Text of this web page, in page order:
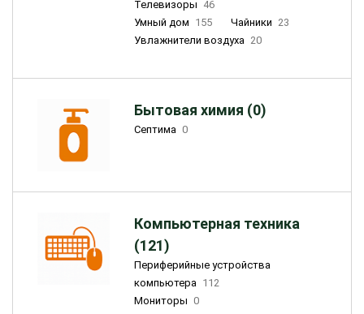
Телевизоры 46
Умный дом 155 Чайники 23
Увлажнители воздуха 20
Бытовая химия (0)
Септима 0
Компьютерная техника
(121)
Периферийные устройства
компьютера 112
Мониторы 0